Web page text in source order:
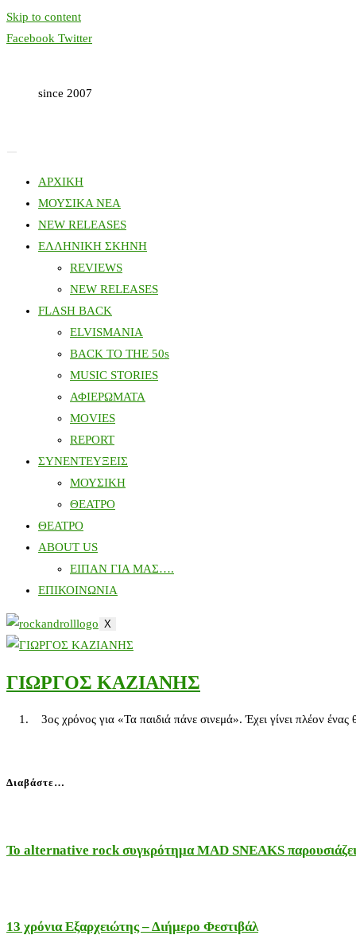
Skip to content
Facebook Twitter
since 2007
ΑΡΧΙΚΗ
ΜΟΥΣΙΚΑ ΝΕΑ
NEW RELEASES
ΕΛΛΗΝΙΚΗ ΣΚΗΝΗ
REVIEWS
NEW RELEASES
FLASH BACK
ELVISMANIA
BACK TO THE 50s
MUSIC STORIES
ΑΦΙΕΡΩΜΑΤΑ
MOVIES
REPORT
ΣΥΝΕΝΤΕΥΞΕΙΣ
ΜΟΥΣΙΚΗ
ΘΕΑΤΡΟ
ΘΕΑΤΡΟ
ABOUT US
ΕΙΠΑΝ ΓΙΑ ΜΑΣ….
ΕΠΙΚΟΙΝΩΝΙΑ
X
ΓΙΩΡΓΟΣ ΚΑΖΙΑΝΗΣ
1. 3ος χρόνος για «Τα παιδιά πάνε σινεμά». Έχει γίνει πλέον ένας
Διαβάστε…
Το alternative rock συγκρότημα MAD SNEAKS
13 χρόνια Εξαρχειώτης – Διήμερο Φεστιβάλ